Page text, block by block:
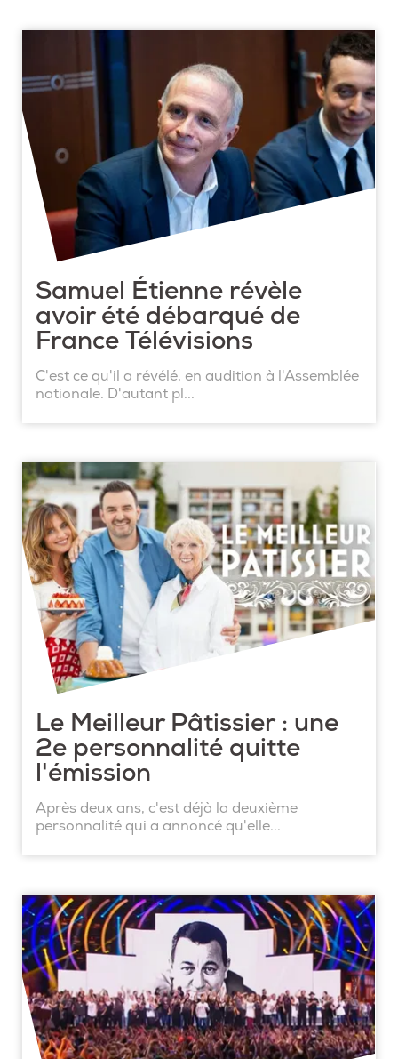
Samuel Étienne révèle
avoir été débarqué de
France Télévisions
C'est ce qu'il a révélé, en audition à l'Assemblée
nationale. D'autant pl...
Le Meilleur Pâtissier : une
2e personnalité quitte
l'émission
Après deux ans, c'est déjà la deuxième
personnalité qui a annoncé qu'elle...